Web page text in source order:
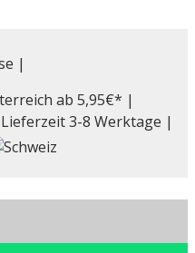
|
ab 5,95€* |
3-8 Werktage |